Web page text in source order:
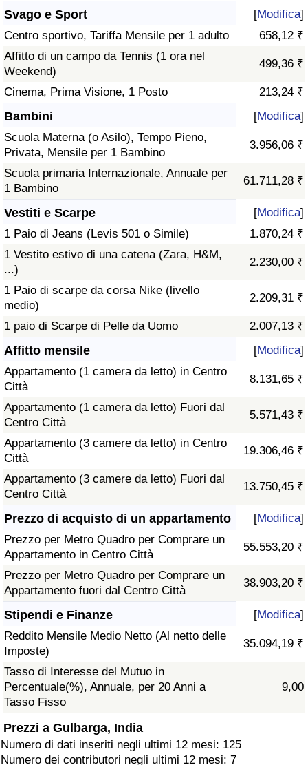
Svago e Sport [Modifica]
Centro sportivo, Tariffa Mensile per 1 adulto
658,12 ₹
Affitto di un campo da Tennis (1 ora nel
Weekend)
499,36 ₹
Cinema, Prima Visione, 1 Posto 213,24 ₹
Bambini [Modifica]
Scuola Materna (o Asilo), Tempo Pieno,
Privata, Mensile per 1 Bambino
3.956,06 ₹
Scuola primaria Internazionale, Annuale per
1 Bambino
61.711,28 ₹
Vestiti e Scarpe [Modifica]
1 Paio di Jeans (Levis 501 o Simile)
1.870,24 ₹
1 Vestito estivo di una catena (Zara, H&M,
...)
2.230,00 ₹
1 Paio di scarpe da corsa Nike (livello
medio)
2.209,31 ₹
1 paio di Scarpe di Pelle da Uomo 2.007,13 ₹
Affitto mensile [Modifica]
Appartamento (1 camera da letto) in Centro
Città
8.131,65 ₹
Appartamento (1 camera da letto) Fuori dal
Centro Città
5.571,43 ₹
Appartamento (3 camere da letto) in Centro
Città
19.306,46 ₹
Appartamento (3 camere da letto) Fuori dal
Centro Città
13.750,45 ₹
Prezzo di acquisto di un appartamento [Modifica]
Prezzo per Metro Quadro per Comprare un
Appartamento in Centro Città
55.553,20 ₹
Prezzo per Metro Quadro per Comprare un
Appartamento fuori dal Centro Città
38.903,20 ₹
Stipendi e Finanze [Modifica]
Reddito Mensile Medio Netto (Al netto delle
Imposte)
35.094,19 ₹
Tasso di Interesse del Mutuo in
Percentuale(%), Annuale, per 20 Anni a
Tasso Fisso
9,00
Prezzi a Gulbarga, India
Numero di dati inseriti negli ultimi 12 mesi: 125
Numero dei contributori negli ultimi 12 mesi: 7